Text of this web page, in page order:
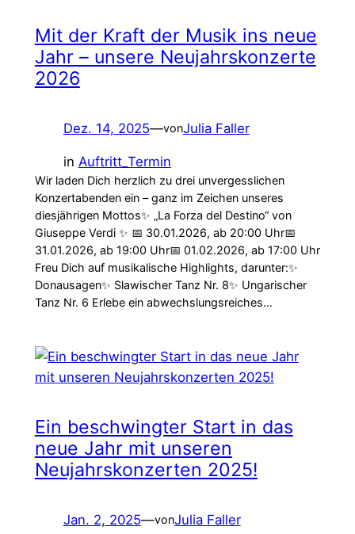
Mit der Kraft der Musik ins neue
Jahr – unsere Neujahrskonzerte
2026
Dez. 14, 2025—vonJulia Faller
in Auftritt_Termin
Wir laden Dich herzlich zu drei unvergesslichen
Konzertabenden ein – ganz im Zeichen unseres
diesjährigen Mottos✨ „La Forza del Destino“ von
Giuseppe Verdi ✨ 📅 30.01.2026, ab 20:00 Uhr📅
31.01.2026, ab 19:00 Uhr📅 01.02.2026, ab 17:00 Uhr
Freu Dich auf musikalische Highlights, darunter:✨
Donausagen✨ Slawischer Tanz Nr. 8✨ Ungarischer
Tanz Nr. 6 Erlebe ein abwechslungsreiches…
Ein beschwingter Start in das
neue Jahr mit unseren
Neujahrskonzerten 2025!
Jan. 2, 2025—vonJulia Faller